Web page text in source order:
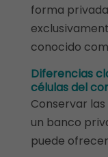
forma
conocido
Diferencias
células del
Conservar
un banco
puede